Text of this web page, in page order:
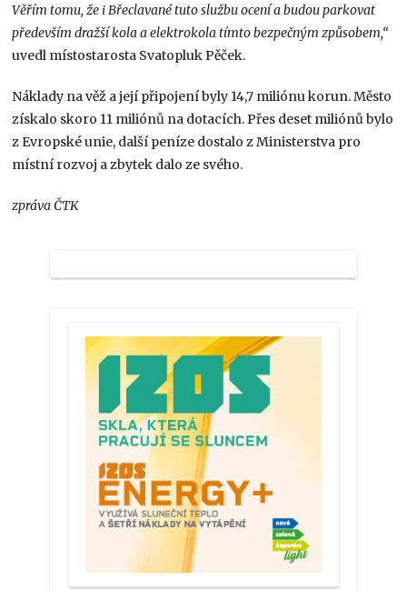
Věřím tomu, že i Břeclavané tuto službu ocení a budou parkovat
především dražší kola a elektrokola tímto bezpečným způsobem,“
uvedl místostarosta Svatopluk Pěček.
Náklady na věž a její připojení byly 14,7 miliónu korun. Město
získalo skoro 11 miliónů na dotacích. Přes deset miliónů bylo
z Evropské unie, další peníze dostalo z Ministerstva pro
místní rozvoj a zbytek dalo ze svého.
zpráva ČTK